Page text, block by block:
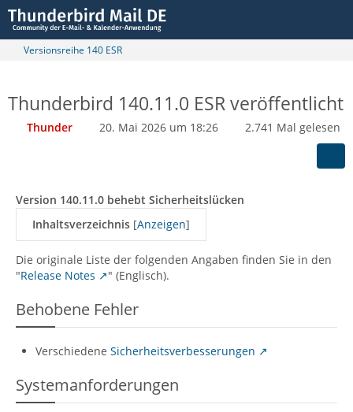
Versionsreihe 140 ESR
Thunderbird 140.11.0 ESR veröffentlicht
Thunder 20. Mai 2026 um 18:26 2.741 Mal gelesen
Version 140.11.0 behebt Sicherheitslücken
Inhaltsverzeichnis [Anzeigen]
Die originale Liste der folgenden Angaben finden Sie in den
"Release Notes " (Englisch).
Behobene Fehler
Verschiedene Sicherheitsverbesserungen
Systemanforderungen